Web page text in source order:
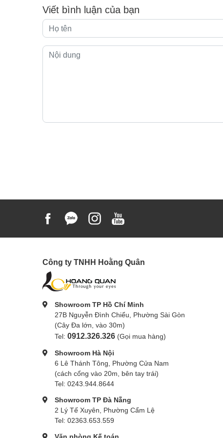
Viết bình luận của bạn
Công ty TNHH Hoằng Quân
Showroom TP Hồ Chí Minh
27B Nguyễn Đình Chiểu, Phường Sài Gòn
(Cây Đa lớn, vào 30m)
Tel: 0912.326.326 (Gọi mua hàng)
Showroom Hà Nội
6 Lê Thánh Tông, Phường Cửa Nam
(cách cổng vào 20m, bên tay trái)
Tel: 0243.944.8644
Showroom TP Đà Nẵng
2 Lý Tế Xuyên, Phường Cẩm Lệ
Tel: 02363.653.559
Văn phòng Kế toán